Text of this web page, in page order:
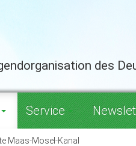
des
Service
Maas-Mosel-Kanal